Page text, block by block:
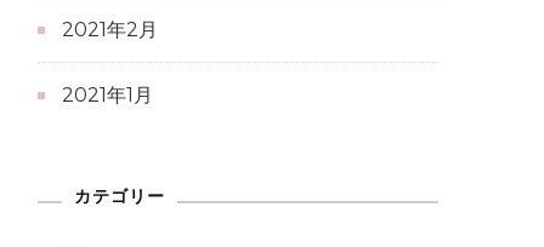
2021年2月
2021年1月
カテゴリー